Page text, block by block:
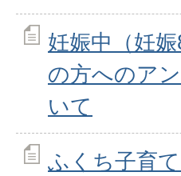
妊娠中（妊娠
の方へのア
いて
ふくち子育